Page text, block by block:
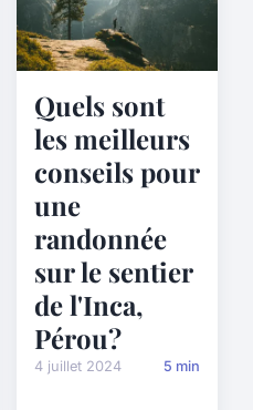
Quels sont
les meilleurs
conseils pour
une
randonnée
sur le sentier
de l'Inca,
Pérou?
4 juillet 2024 5 min